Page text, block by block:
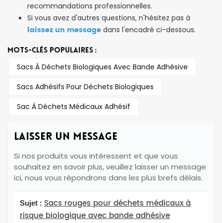
recommandations professionnelles.
Si vous avez d'autres questions, n'hésitez pas à
laissez un message dans l'encadré ci-dessous.
MOTS-CLÉS POPULAIRES :
Sacs À Déchets Biologiques Avec Bande Adhésive
Sacs Adhésifs Pour Déchets Biologiques
Sac À Déchets Médicaux Adhésif
LAISSER UN MESSAGE
Si nos produits vous intéressent et que vous
souhaitez en savoir plus, veuillez laisser un message
ici, nous vous répondrons dans les plus brefs délais.
Sujet : Sacs rouges pour déchets médicaux à
risque biologique avec bande adhésive